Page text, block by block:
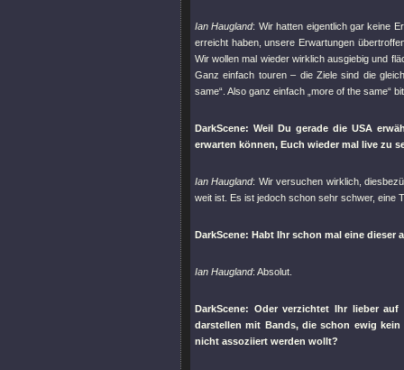
Ian Haugland: Wir hatten eigentlich gar keine
erreicht haben, unsere Erwartungen
Wir wollen mal wieder wirklich ausgiebig und
Ganz einfach touren – die Ziele sind die
same“. Also ganz einfach „more of the same“
DarkScene: Weil Du gerade die USA
erwarten können, Euch wieder mal live zu
Ian Haugland: Wir versuchen wirklich,
weit ist. Es ist jedoch schon sehr schwer, eine
DarkScene: Habt Ihr schon mal eine
Ian Haugland: Absolut.
DarkScene: Oder verzichtet Ihr lieber
darstellen mit Bands, die schon ewig
nicht assoziiert werden wollt?